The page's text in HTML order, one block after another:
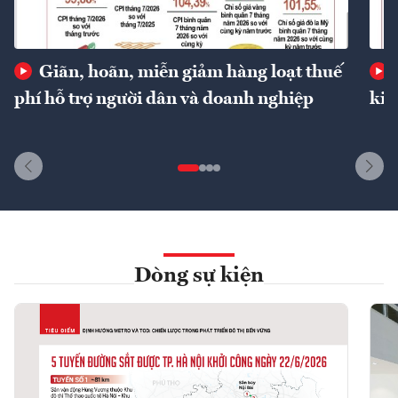
Giãn, hoãn, miễn giảm hàng loạt thuế
phí hỗ trợ người dân và doanh nghiệp
Dòng sự kiện